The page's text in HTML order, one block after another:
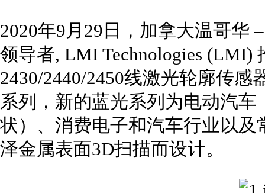
2020年9月29日，加拿大温哥华
领导者, LMI Technologies (LMI)
2430/2440/2450线激光轮廓传
系列，新的蓝光系列为电动汽
状）、消费电子和汽车行业以
泽金属表面3D扫描而设计。